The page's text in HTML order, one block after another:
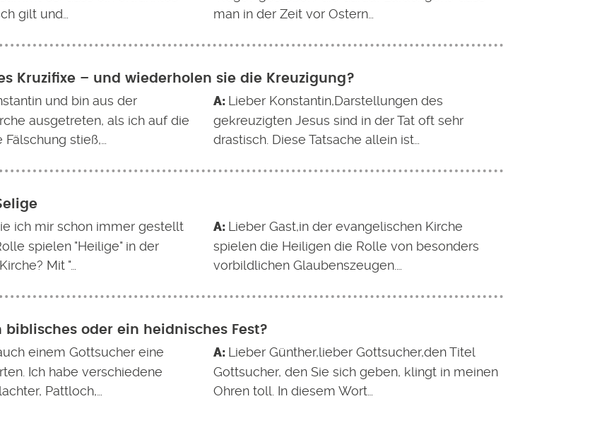
gilt und…
man in der Zeit vor Ostern…
Kruzifixe – und wiederholen sie die Kreuzigung?
und bin aus der
ausgetreten, als ich auf die
stieß,…
Lieber Konstantin,Darstellungen des
gekreuzigten Jesus sind in der Tat oft sehr
drastisch. Diese Tatsache allein ist…
ich mir schon immer gestellt
spielen "Heilige" in der
Mit "…
Lieber Gast,in der evangelischen Kirche
spielen die Heiligen die Rolle von besonders
vorbildlichen Glaubenszeugen.…
biblisches oder ein heidnisches Fest?
einem Gottsucher eine
Ich habe verschiedene
Pattloch,…
Lieber Günther,lieber Gottsucher,den Titel
Gottsucher, den Sie sich geben, klingt in meinen
Ohren toll. In diesem Wort…